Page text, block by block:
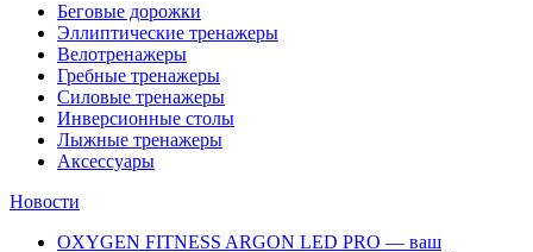
Беговые дорожки
Эллиптические тренажеры
Велотренажеры
Гребные тренажеры
Силовые тренажеры
Инверсионные столы
Лыжные тренажеры
Аксессуары
Новости
OXYGEN FITNESS ARGON LED PRO — ваш